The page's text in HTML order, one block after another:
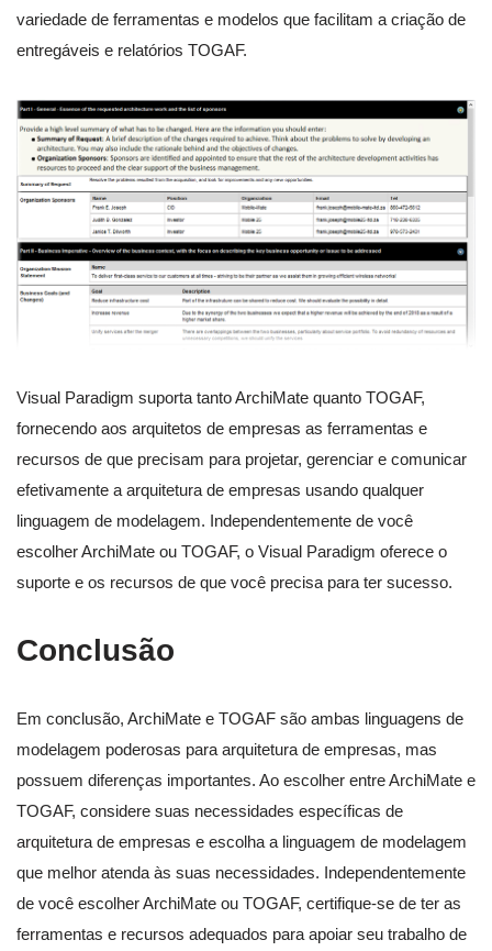
variedade de ferramentas e modelos que facilitam a criação de
entregáveis e relatórios TOGAF.
Visual Paradigm suporta tanto ArchiMate quanto TOGAF,
fornecendo aos arquitetos de empresas as ferramentas e
recursos de que precisam para projetar, gerenciar e comunicar
efetivamente a arquitetura de empresas usando qualquer
linguagem de modelagem. Independentemente de você
escolher ArchiMate ou TOGAF, o Visual Paradigm oferece o
suporte e os recursos de que você precisa para ter sucesso.
Conclusão
Em conclusão, ArchiMate e TOGAF são ambas linguagens de
modelagem poderosas para arquitetura de empresas, mas
possuem diferenças importantes. Ao escolher entre ArchiMate e
TOGAF, considere suas necessidades específicas de
arquitetura de empresas e escolha a linguagem de modelagem
que melhor atenda às suas necessidades. Independentemente
de você escolher ArchiMate ou TOGAF, certifique-se de ter as
ferramentas e recursos adequados para apoiar seu trabalho de